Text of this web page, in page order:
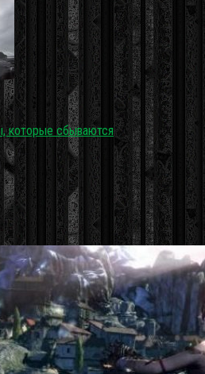
которые сбываются